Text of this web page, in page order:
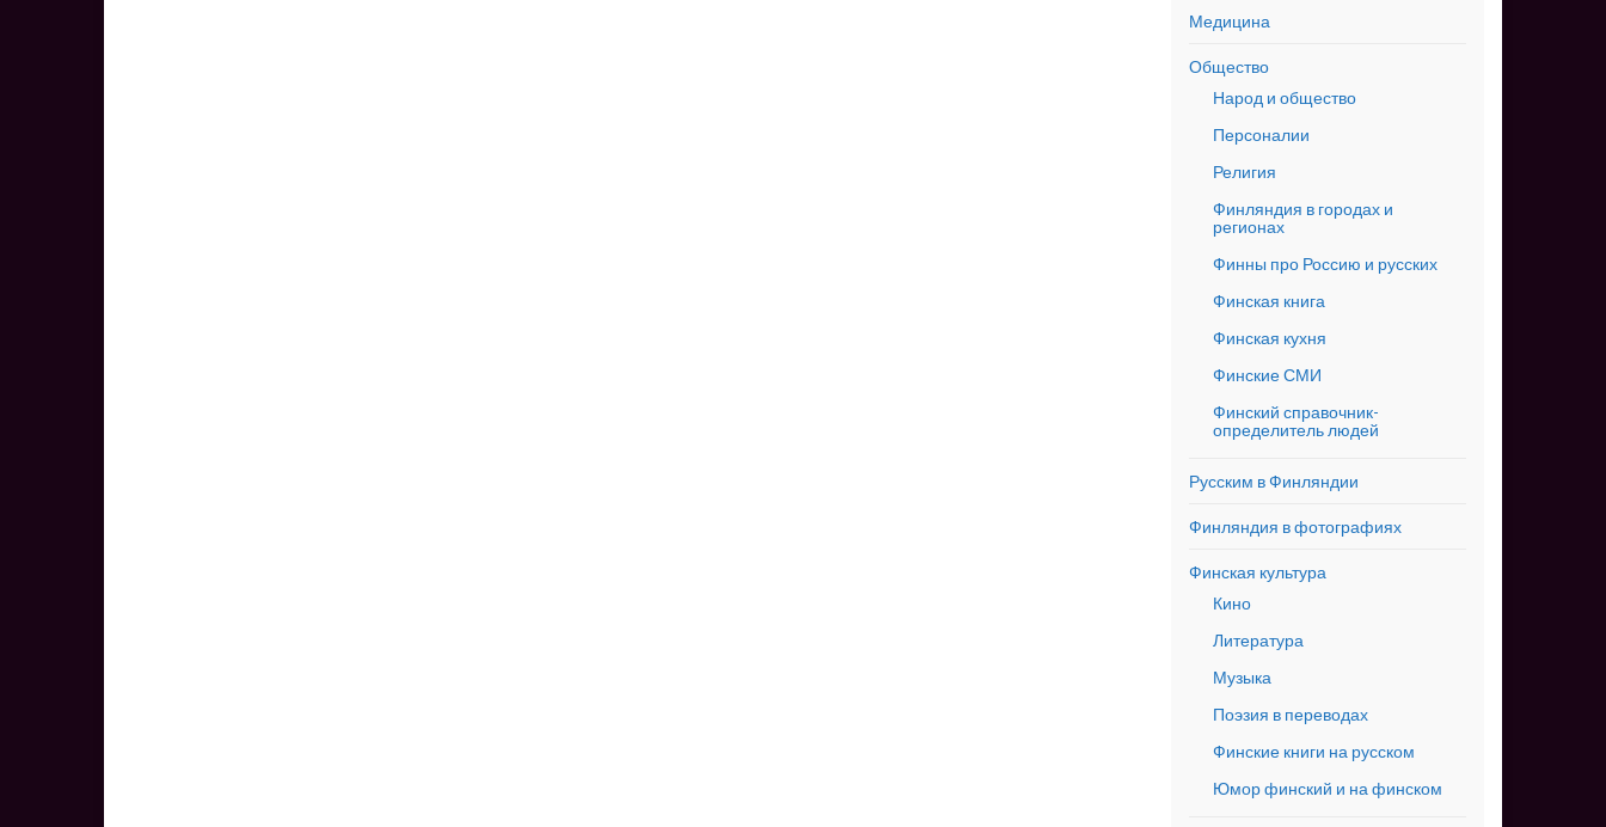
Медицина
Общество
Народ и общество
Персоналии
Религия
Финляндия в городах и
регионах
Финны про Россию и русских
Финская книга
Финская кухня
Финские СМИ
Финский справочник-
определитель людей
Русским в Финляндии
Финляндия в фотографиях
Финская культура
Кино
Литература
Музыка
Поэзия в переводах
Финские книги на русском
Юмор финский и на финском